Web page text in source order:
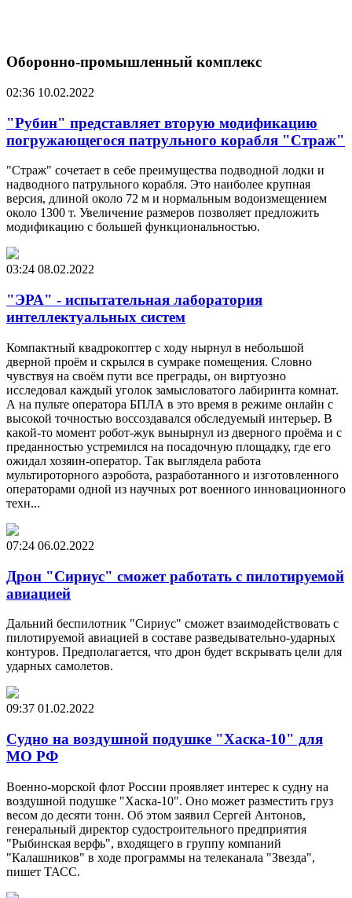
Оборонно-промышленный комплекс
02:36 10.02.2022
"Рубин" представляет вторую модификацию
погружающегося патрульного корабля "Страж"
"Страж" сочетает в себе преимущества подводной лодки и
надводного патрульного корабля. Это наиболее крупная
версия, длиной около 72 м и нормальным водоизмещением
около 1300 т. Увеличение размеров позволяет предложить
модификацию с большей функциональностью.
03:24 08.02.2022
"ЭРА" - испытательная лаборатория
интеллектуальных систем
Компактный квадрокоптер с ходу нырнул в небольшой
дверной проём и скрылся в сумраке помещения. Словно
чувствуя на своём пути все преграды, он виртуозно
исследовал каждый уголок замысловатого лабиринта комнат.
А на пульте оператора БПЛА в это время в режиме онлайн с
высокой точностью воссоздавался обследуемый интерьер. В
какой-то момент робот-жук вынырнул из дверного проёма и с
преданностью устремился на посадочную площадку, где его
ожидал хозяин-оператор. Так выглядела работа
мультироторного аэробота, разработанного и изготовленного
операторами одной из научных рот военного инновационного
техн...
07:24 06.02.2022
Дрон "Сириус" сможет работать с пилотируемой
авиацией
Дальний беспилотник "Сириус" сможет взаимодействовать с
пилотируемой авиацией в составе разведывательно-ударных
контуров. Предполагается, что дрон будет вскрывать цели для
ударных самолетов.
09:37 01.02.2022
Судно на воздушной подушке "Хаска-10" для
МО РФ
Военно-морской флот России проявляет интерес к судну на
воздушной подушке "Хаска-10". Оно может разместить груз
весом до десяти тонн. Об этом заявил Сергей Антонов,
генеральный директор судостроительного предприятия
"Рыбинская верфь", входящего в группу компаний
"Калашников" в ходе программы на телеканала "Звезда",
пишет ТАСС.